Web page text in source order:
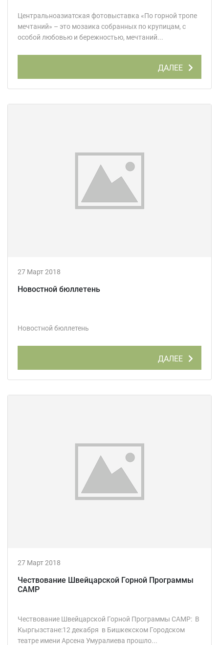
Центральноазиатская фотовыставка «По горной тропе
мечтаний» – это мозаика собранных по крупицам, с
особой любовью и бережностью, мечтаний...
ДАЛЕЕ
27 Март 2018
Новостной бюллетень
Новостной бюллетень
ДАЛЕЕ
27 Март 2018
Чествование Швейцарской Горной Программы
САМР
Чествование Швейцарской Горной Программы САМР: В
Кыргызстане:12 декабря в Бишкекском Городском
театре имени Арсена Умуралиева прошло...